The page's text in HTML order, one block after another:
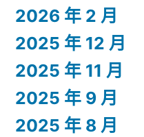
2026 年 2 月
2025 年 12 月
2025 年 11 月
2025 年 9 月
2025 年 8 月